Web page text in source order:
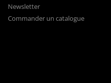
Newsletter
Commander un catalogue